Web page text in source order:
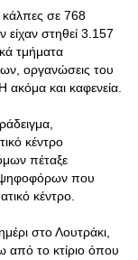
σε 768
είχαν στηθεί 3.157
τμήματα
οργανώσεις του
και καφενεία.
κέντρο
πέταξε
ψηφοφόρων που
κέντρο.
στο Λουτράκι,
από το κτίριο όπου